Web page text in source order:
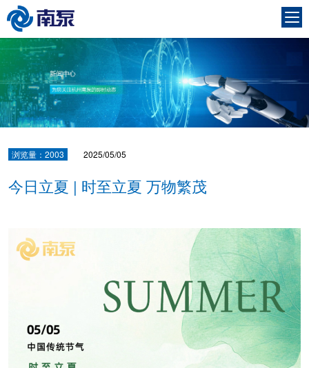
浏览量：2003 2025/05/05
今日立夏 | 时至立夏 万物繁茂